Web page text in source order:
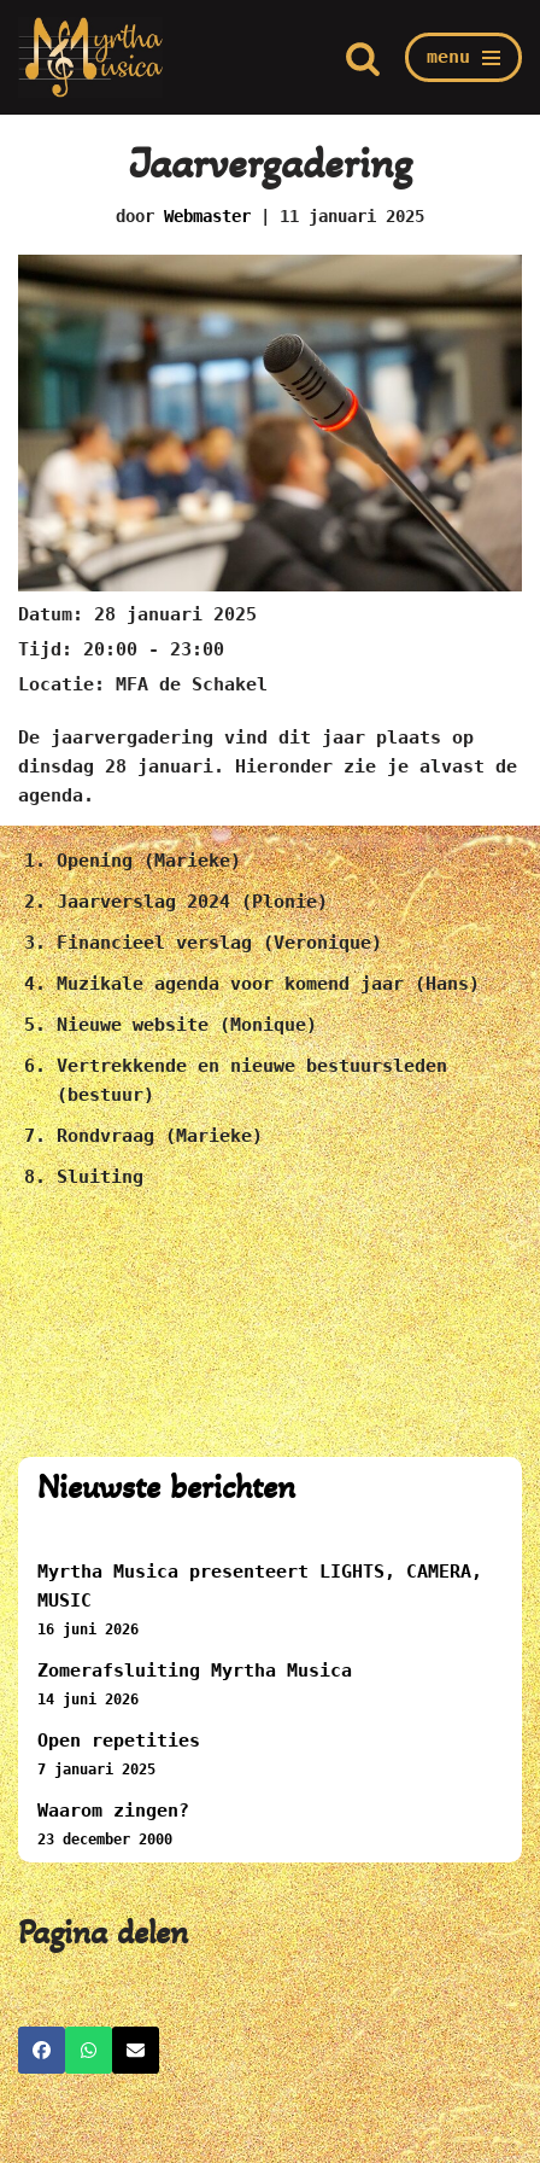
Ga
naar
menu
Jaarvergadering
Jaarvergadering
door Webmaster 11 januari 2025
Datum: 28 januari 2025
Tijd: 20:00 - 23:00
Locatie: MFA de Schakel
De jaarvergadering vind dit jaar plaats op
dinsdag 28 januari. Hieronder zie je alvast de
agenda.
Opening (Marieke)
Jaarverslag 2024 (Plonie)
Financieel verslag (Veronique)
Muzikale agenda voor komend jaar (Hans)
Nieuwe website (Monique)
Vertrekkende en nieuwe bestuursleden
(bestuur)
Rondvraag (Marieke)
Sluiting
Nieuwste berichten
Myrtha Musica presenteert LIGHTS, CAMERA,
MUSIC
16 juni 2026
Zomerafsluiting Myrtha Musica
14 juni 2026
Open repetities
7 januari 2025
Waarom zingen?
23 december 2000
Pagina delen